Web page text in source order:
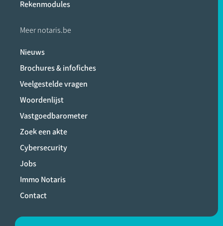
Rekenmodules
Meer notaris.be
Nieuws
Brochures & infofiches
Veelgestelde vragen
Woordenlijst
Vastgoedbarometer
Zoek een akte
Cybersecurity
Jobs
Immo Notaris
Contact